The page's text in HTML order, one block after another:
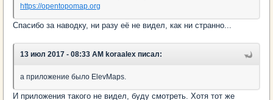
https://opentopomap.org
Спасибо за наводку, ни разу её не видел, как ни странно...
13 июл 2017 - 08:33 AM koraalex писал:
а приложение было ElevMaps.
И приложения такого не видел, буду смотреть. Хотя тот же